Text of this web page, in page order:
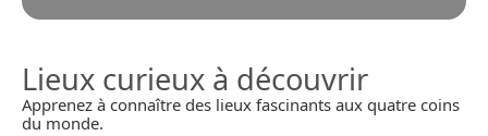
Lieux curieux à découvrir
Apprenez à connaître des lieux fascinants aux quatre coins
du monde.